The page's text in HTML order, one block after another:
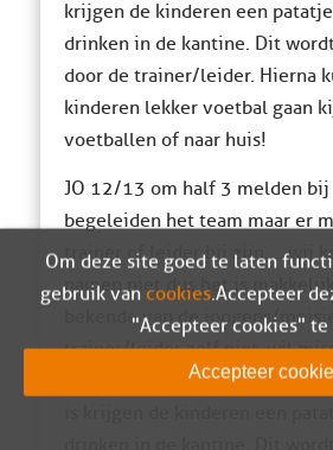
krijgen de kinderen een
drinken in de kantine. Dit
door de trainer/leider. Hierna
kinderen lekker voetbal gaan
voetballen of naar huis!
JO 12/13 om half 3 melden
begeleiden het team maar er
trainer of leider bij zijn…. wij
namen niet dus het is
bekende van de jongens/
trainer/leider zelf niet, wil
ouder het overnemen. Een
Om deze site goed te laten
gebruik van cookies. Accepteer
"Accepteer cookies"
Accepteer